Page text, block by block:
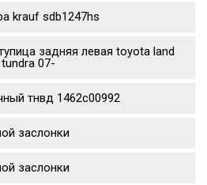
krauf sdb1247hs
задняя левая toyota land
07-
тнвд 1462c00992
заслонки
заслонки